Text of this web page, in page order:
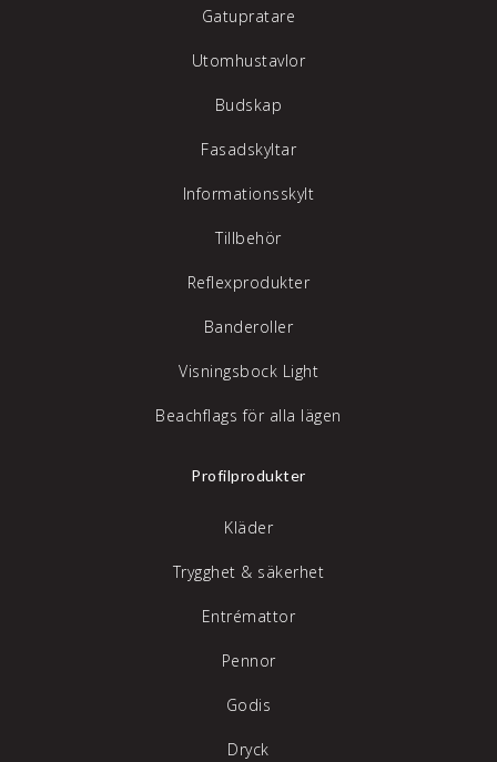
Gatupratare
Utomhustavlor
Budskap
Fasadskyltar
Informationsskylt
Tillbehör
Reflexprodukter
Banderoller
Visningsbock Light
Beachflags för alla lägen
Profilprodukter
Kläder
Trygghet & säkerhet
Entrémattor
Pennor
Godis
Dryck